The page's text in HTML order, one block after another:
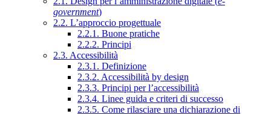
government)
2.2. L’approccio progettuale
2.2.1. Buone pratiche
2.2.2. Principi
2.3. Accessibilità
2.3.1. Definizione
2.3.2. Accessibilità by design
2.3.3. Principi per l’accessibilità
2.3.4. Linee guida e criteri di successo
2.3.5. Come rilasciare una dichiarazione di